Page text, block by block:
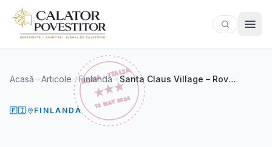
Sari la conținut
Acasă Articole Finlanda Santa Claus Village – Rovaniemi
🇫🇮 FINLANDA